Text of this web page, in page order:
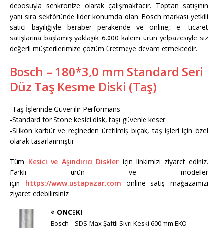
deposuyla senkronize olarak çalışmaktadır. Toptan satışının
yanı sıra sektöründe lider konumda olan Bosch markası yetkili
satıcı bayiliğiyle beraber perakende ve online, e- ticaret
satışlarına başlamış yaklaşık 6.000 kalem ürün yelpazesiyle siz
değerli müşterilerimize çözüm üretmeye devam etmektedir.
Bosch – 180*3,0 mm Standard Seri
Düz Taş Kesme Diski (Taş)
-Taş İşlerinde Güvenilir Performans
-Standard for Stone kesici disk, taşı güvenle keser
-Silikon karbür ve reçineden üretilmiş bıçak, taş işleri için özel
olarak tasarlanmıştır
Tüm Kesici ve Aşındırıcı Diskler için linkimizi ziyaret ediniz.
Farklı ürün ve modeller
için https://www.ustapazar.com online satış mağazamızı
ziyaret edebilirsiniz
ÖNCEKI
Bosch – SDS-Max Şaftlı Sivri Keski 600 mm EKO